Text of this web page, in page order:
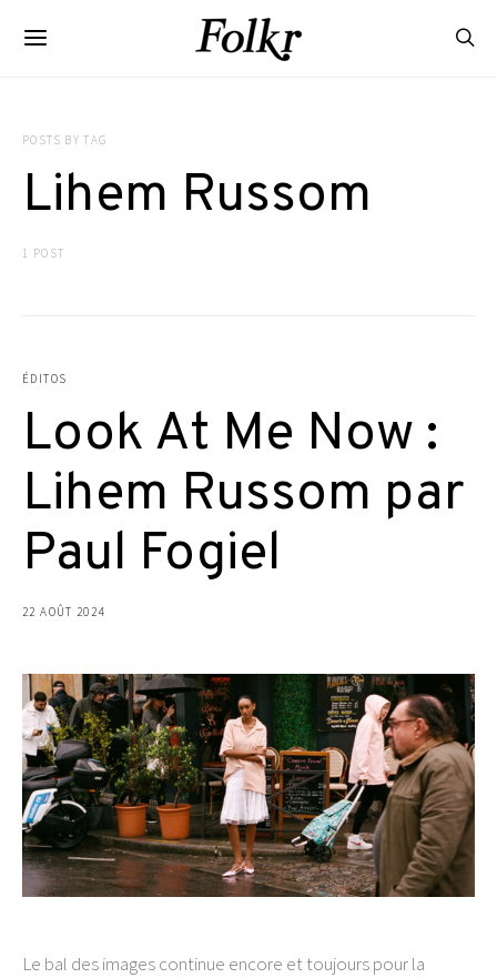
POSTS BY TAG
Lihem Russom
1 POST
ÉDITOS
Look At Me Now :
Lihem Russom par
Paul Fogiel
22 AOÛT 2024
Le bal des images continue encore et toujours pour la